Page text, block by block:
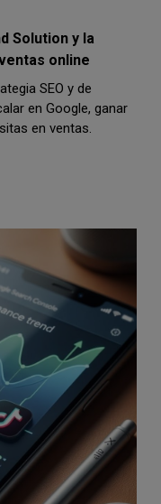
Solution y la
online
SEO y de
en Google, ganar
en ventas.